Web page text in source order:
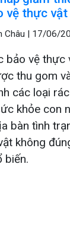
vệ thực vật
Châu | 17/06/
bảo vệ thực
thu gom
các loại
khỏe con
bàn tình
không
biến.